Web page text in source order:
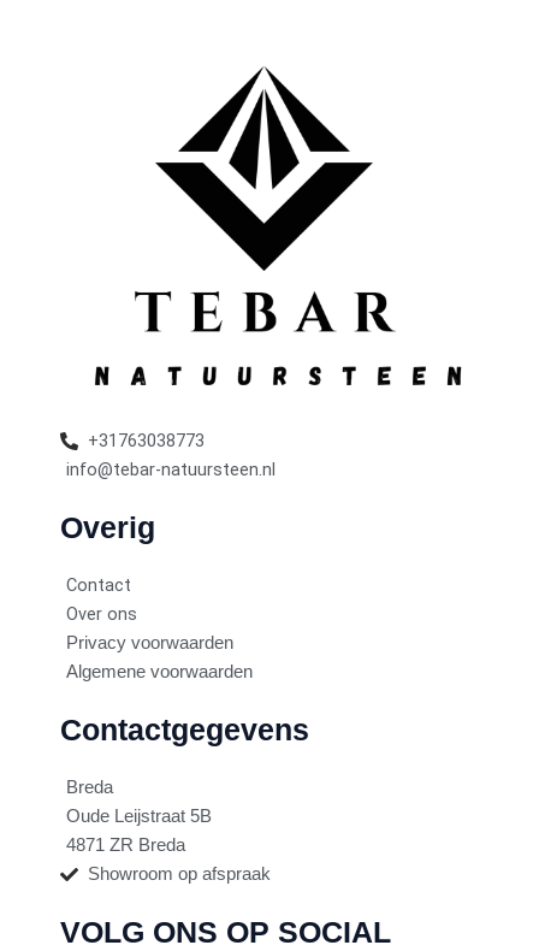
+31763038773
info@tebar-natuursteen.nl
Overig
Contact
Over ons
Privacy voorwaarden
Algemene voorwaarden
Contactgegevens
Breda
Oude Leijstraat 5B
4871 ZR Breda
Showroom op afspraak
VOLG ONS OP SOCIAL